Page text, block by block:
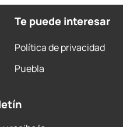
Te puede interesar
Política de privacidad
Puebla